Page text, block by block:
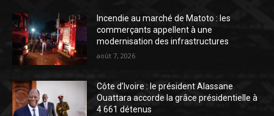
Incendie au marché de Matoto : les
commerçants appellent à une
modernisation des infrastructures
août 7, 2026
Côte d’Ivoire : le président Alassane
Ouattara accorde la grâce présidentielle à
4 661 détenus